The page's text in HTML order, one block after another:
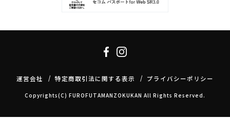
運営会社 特定商取引法に関する表示 プライバシーポリシー
Copyrights(C) FUROFUTAMANZOKUKAN All Rights Reserved.